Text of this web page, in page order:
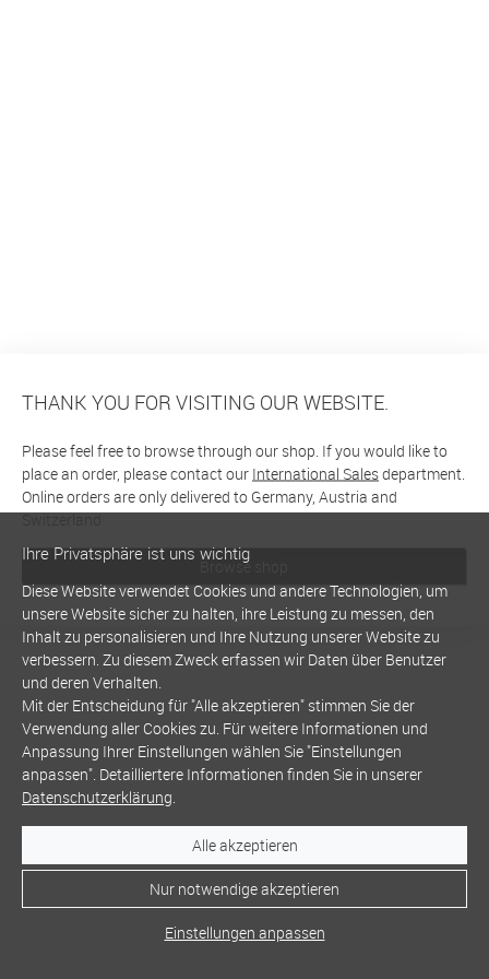
THANK YOU FOR VISITING OUR WEBSITE.
Please feel free to browse through our shop. If you would like to
place an order, please contact our International Salesdepartment.
Online orders are only delivered to Germany, Austria and
Switzerland
Browse shop
Ihre Privatsphäre ist uns wichtig
Diese Website verwendet Cookies und andere Technologien, um
unsere Website sicher zu halten, ihre Leistung zu messen, den
Inhalt zu personalisieren und Ihre Nutzung unserer Website zu
verbessern. Zu diesem Zweck erfassen wir Daten über Benutzer
und deren Verhalten.
Mit der Entscheidung für "Alle akzeptieren" stimmen Sie der
Verwendung aller Cookies zu. Für weitere Informationen und
Anpassung Ihrer Einstellungen wählen Sie "Einstellungen
anpassen". Detailliertere Informationen finden Sie in unserer
Datenschutzerklärung.
Alle akzeptieren
Nur notwendige akzeptieren
Einstellungen anpassen